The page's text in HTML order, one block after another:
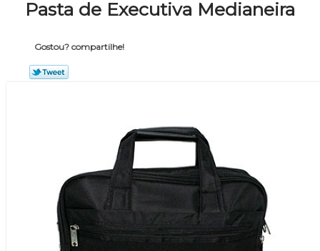
Pasta de Executiva Medianeira
Gostou? compartilhe!